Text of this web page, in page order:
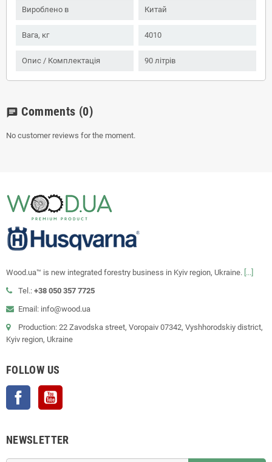
Вироблено в Китай
Вага, кг 4010
Опис / Комплектація 90 літрів
chat Comments (0)
No customer reviews for the moment.
Wood.ua™ is new integrated forestry business in Kyiv region, Ukraine. [...]
Tel.: +38 050 357 7725
Email: info@wood.ua
Production: 22 Zavodska street, Voropaiv 07342, Vyshhorodskiy district,
Kyiv region, Ukraine
FOLLOW US
Facebook
NEWSLETTER